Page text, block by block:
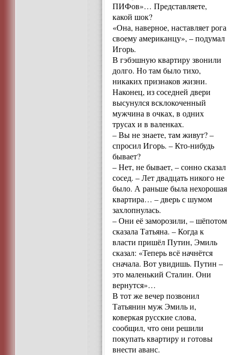
ПИФов»… Представляете,
какой шок?
«Она, наверное, наставляет рога
своему американцу», – подумал
Игорь.
В гэбэшную квартиру звонили
долго. Но там было тихо,
никаких признаков жизни.
Наконец, из соседней двери
высунулся всклокоченный
мужчина в очках, в одних
трусах и в валенках.
– Вы не знаете, там живут? –
спросил Игорь. – Кто-нибудь
бывает?
– Нет, не бывает, – сонно сказал
сосед. – Лет двадцать никого не
было. А раньше была нехорошая
квартира… – дверь с шумом
захлопнулась.
– Они её заморозили, – шёпотом
сказала Татьяна. – Когда к
власти пришёл Путин, Эмиль
сказал: «Теперь всё начнётся
сначала. Вот увидишь. Путин –
это маленький Сталин. Они
вернутся»…
В тот же вечер позвонил
Татьянин муж Эмиль и,
коверкая русские слова,
сообщил, что они решили
покупать квартиру и готовы
внести аванс.